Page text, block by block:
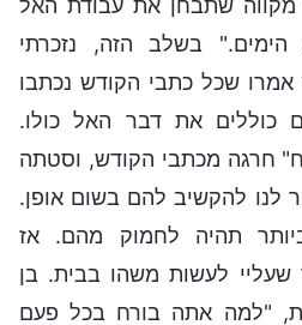
מקווה שתבחן את עבודת האל
בשלב הזה, נזכרתי
אמרו שכל כתבי הקודש נכתבו
כוללים את דבר האל כולו.
חרגה מכתבי הקודש, וסטתה
לנו להקשיב להם בשום אופן.
תהיה לחמוק מהם. אז
שעליי לעשות משהו בבית. בן
"למה אתה בורח בכל פעם